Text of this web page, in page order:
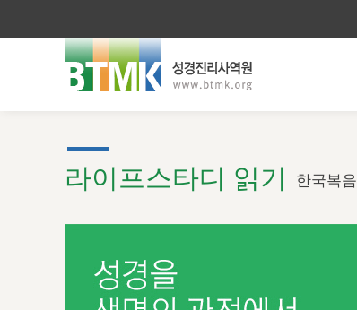
라이프스타디 읽기 한국복